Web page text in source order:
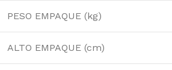
PESO EMPAQUE (kg)
ALTO EMPAQUE (cm)